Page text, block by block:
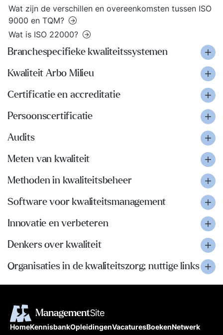
Wat zijn de verschillen en overeenkomsten tussen ISO
9000 en TQM?
Wat is ISO 22000?
Branchespecifieke kwaliteitssystemen
Kwaliteit Arbo Milieu
Certificatie en accreditatie
Persoonscertificatie
Audits
Meten van kwaliteit
Methoden in kwaliteitsbeheer
Software voor kwaliteitsmanagement
Innovatie en verbeteren
Denkers over kwaliteit
Organisaties in de kwaliteitszorg; nuttige links
HomeKennisbankOpleidingenVacaturesBoekenNetwerk